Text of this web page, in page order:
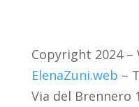
Copyright 2024
ElenaZuni.web –
Via del Brennero